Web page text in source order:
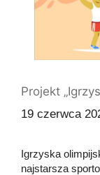
Projekt
19 czerwca
Igrzyska
najstarsza